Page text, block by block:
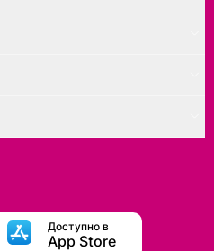
Доступно в
App Store